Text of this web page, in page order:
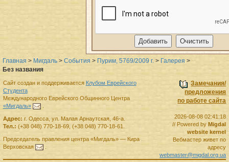
Главная > Мигдаль > События > Пурим, 5769/2009 г. > Галерея >
Без названия
Замечания/
предложения
по работе сайта
2026-08-08 02:41:18
// Powered byMigdal
website kernel
Вебмастер живет по
адресу
webmaster@migdal.org.ua
Сайт создан и поддерживается Клубом Еврейского
Студента
Международного Еврейского Общинного Центра
«Мигдаль»
.
Адрес: г. Одесса, ул. Малая Арнаутская, 46-а.
Тел.: (+38 048) 770-18-69, (+38 048) 770-18-61
Председатель правленияцентра «Мигдаль»— Кира
Верховская
.